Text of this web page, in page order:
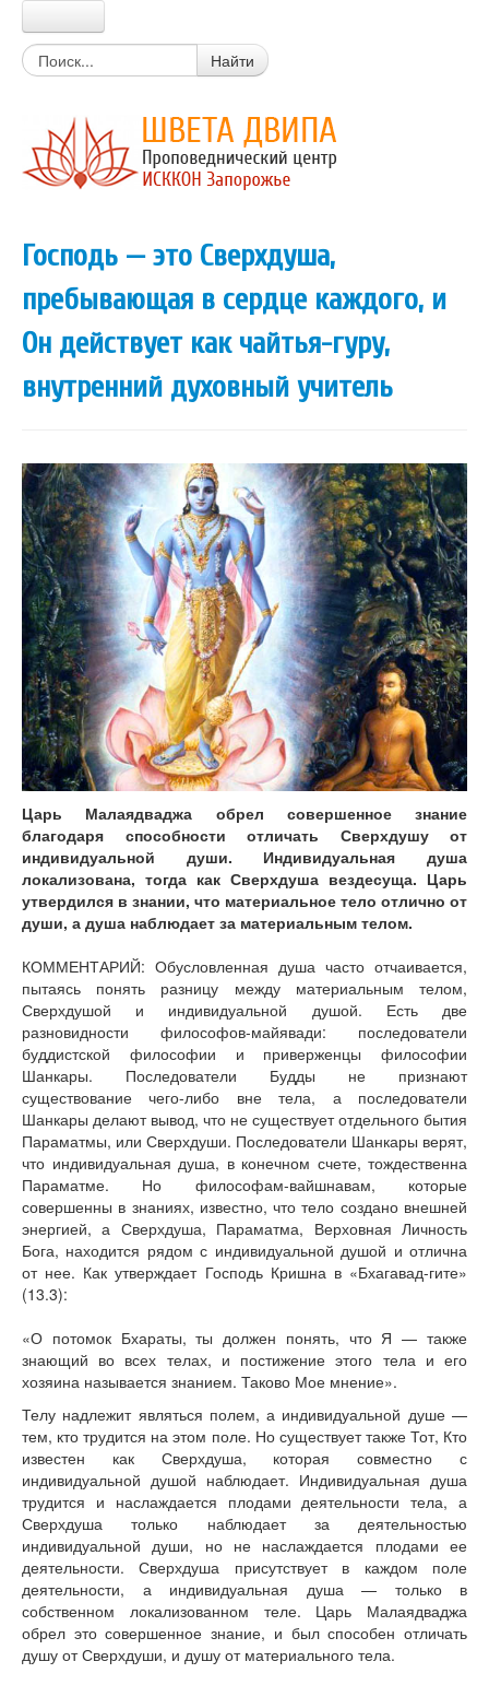
Главная
Цитаты из писаний
Книги Прабхупады
Письма Прабхупады
Новости Харе Кришна
Очень простой вопрос
Вайшнавский календарь
Календарь экадаши
Мантры
Божества
Истории о святых
Цитаты из лекций, книг
Искры Истины
Статьи
Книги
Аудио
Видео
Контакты
Наши контакты
Помощь Швета Двипе
Найти
Господь — это Сверхдуша,
пребывающая в сердце каждого, и
Он действует как чайтья-гуру,
внутренний духовный учитель
Царь Малаядваджа обрел совершенное знание
благодаря способности отличать Сверхдушу от
индивидуальной души. Индивидуальная душа
локализована, тогда как Сверхдуша вездесуща. Царь
утвердился в знании, что материальное тело отлично от
души, а душа наблюдает за материальным телом.
КОММЕНТАРИЙ: Обусловленная душа часто отчаивается,
пытаясь понять разницу между материальным телом,
Сверхдушой и индивидуальной душой. Есть две
разновидности философов-майявади: последователи
буддистской философии и приверженцы философии
Шанкары. Последователи Будды не признают
существование чего-либо вне тела, а последователи
Шанкары делают вывод, что не существует отдельного бытия
Параматмы, или Сверхдуши. Последователи Шанкары верят,
что индивидуальная душа, в конечном счете, тождественна
Параматме. Но философам-вайшнавам, которые
совершенны в знаниях, известно, что тело создано внешней
энергией, а Сверхдуша, Параматма, Верховная Личность
Бога, находится рядом с индивидуальной душой и отлична
от нее. Как утверждает Господь Кришна в «Бхагавад-гите»
(13.3):
«О потомок Бхараты, ты должен понять, что Я — также
знающий во всех телах, и постижение этого тела и его
хозяина называется знанием. Таково Мое мнение».
Телу надлежит являться полем, а индивидуальной душе —
тем, кто трудится на этом поле. Но существует также Тот, Кто
известен как Сверхдуша, которая совместно с
индивидуальной душой наблюдает. Индивидуальная душа
трудится и наслаждается плодами деятельности тела, а
Сверхдуша только наблюдает за деятельностью
индивидуальной души, но не наслаждается плодами ее
деятельности. Сверхдуша присутствует в каждом поле
деятельности, а индивидуальная душа — только в
собственном локализованном теле. Царь Малаядваджа
обрел это совершенное знание, и был способен отличать
душу от Сверхдуши, и душу от материального тела.